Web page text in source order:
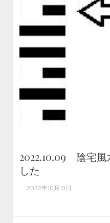
2022.10.09 陰宅風
した
2022年10月13日